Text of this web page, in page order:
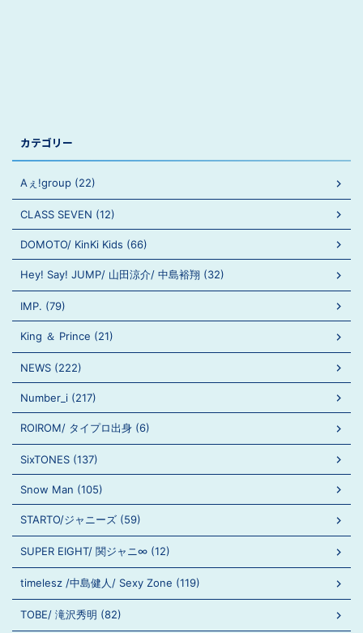
カテゴリー
Aぇ!group (22)
CLASS SEVEN (12)
DOMOTO/ KinKi Kids (66)
Hey! Say! JUMP/ 山田涼介/ 中島裕翔 (32)
IMP. (79)
King ＆ Prince (21)
NEWS (222)
Number_i (217)
ROIROM/ タイプロ出身 (6)
SixTONES (137)
Snow Man (105)
STARTO/ジャニーズ (59)
SUPER EIGHT/ 関ジャニ∞ (12)
timelesz /中島健人/ Sexy Zone (119)
TOBE/ 滝沢秀明 (82)